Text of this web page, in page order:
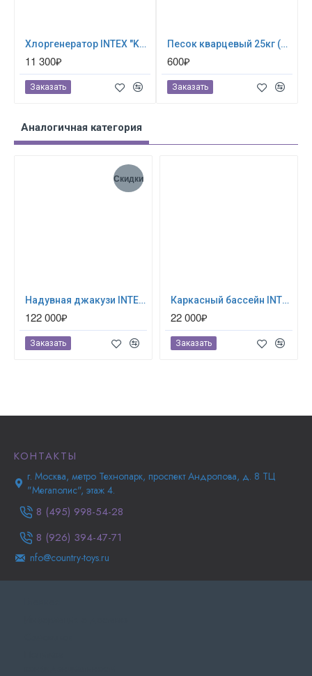
Хлоргенератор INTEX "Krystal Clear saltwater system" ; артикул 26668
11 300₽
Заказать
Песок кварцевый 25кг (для песочных фильтр-насосов) 0024
600₽
Заказать
Аналогичная категория
Скидки
Надувная джакузи INTEX PureSpa Jet and Bubble Deluxe 218x71см-6 персон ; артикул 28462
122 000₽
Заказать
Каркасный бассейн INTEX Prism Frame (круг) 3.66 х 1.22 м ; артикул 26718
22 000₽
Заказать
КОНТАКТЫ
г. Москва, метро Технопарк, проспект Андропова, д. 8 ТЦ
"Мегаполис", этаж 4.
8 (495) 998-54-28
8 (926) 394-47-71
nfo@country-toys.ru